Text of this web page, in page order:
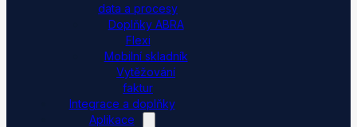
data a procesy
Doplňky ABRA
Flexi
Mobilní skladník
Vytěžování
faktur
Integrace a doplňky
Aplikace